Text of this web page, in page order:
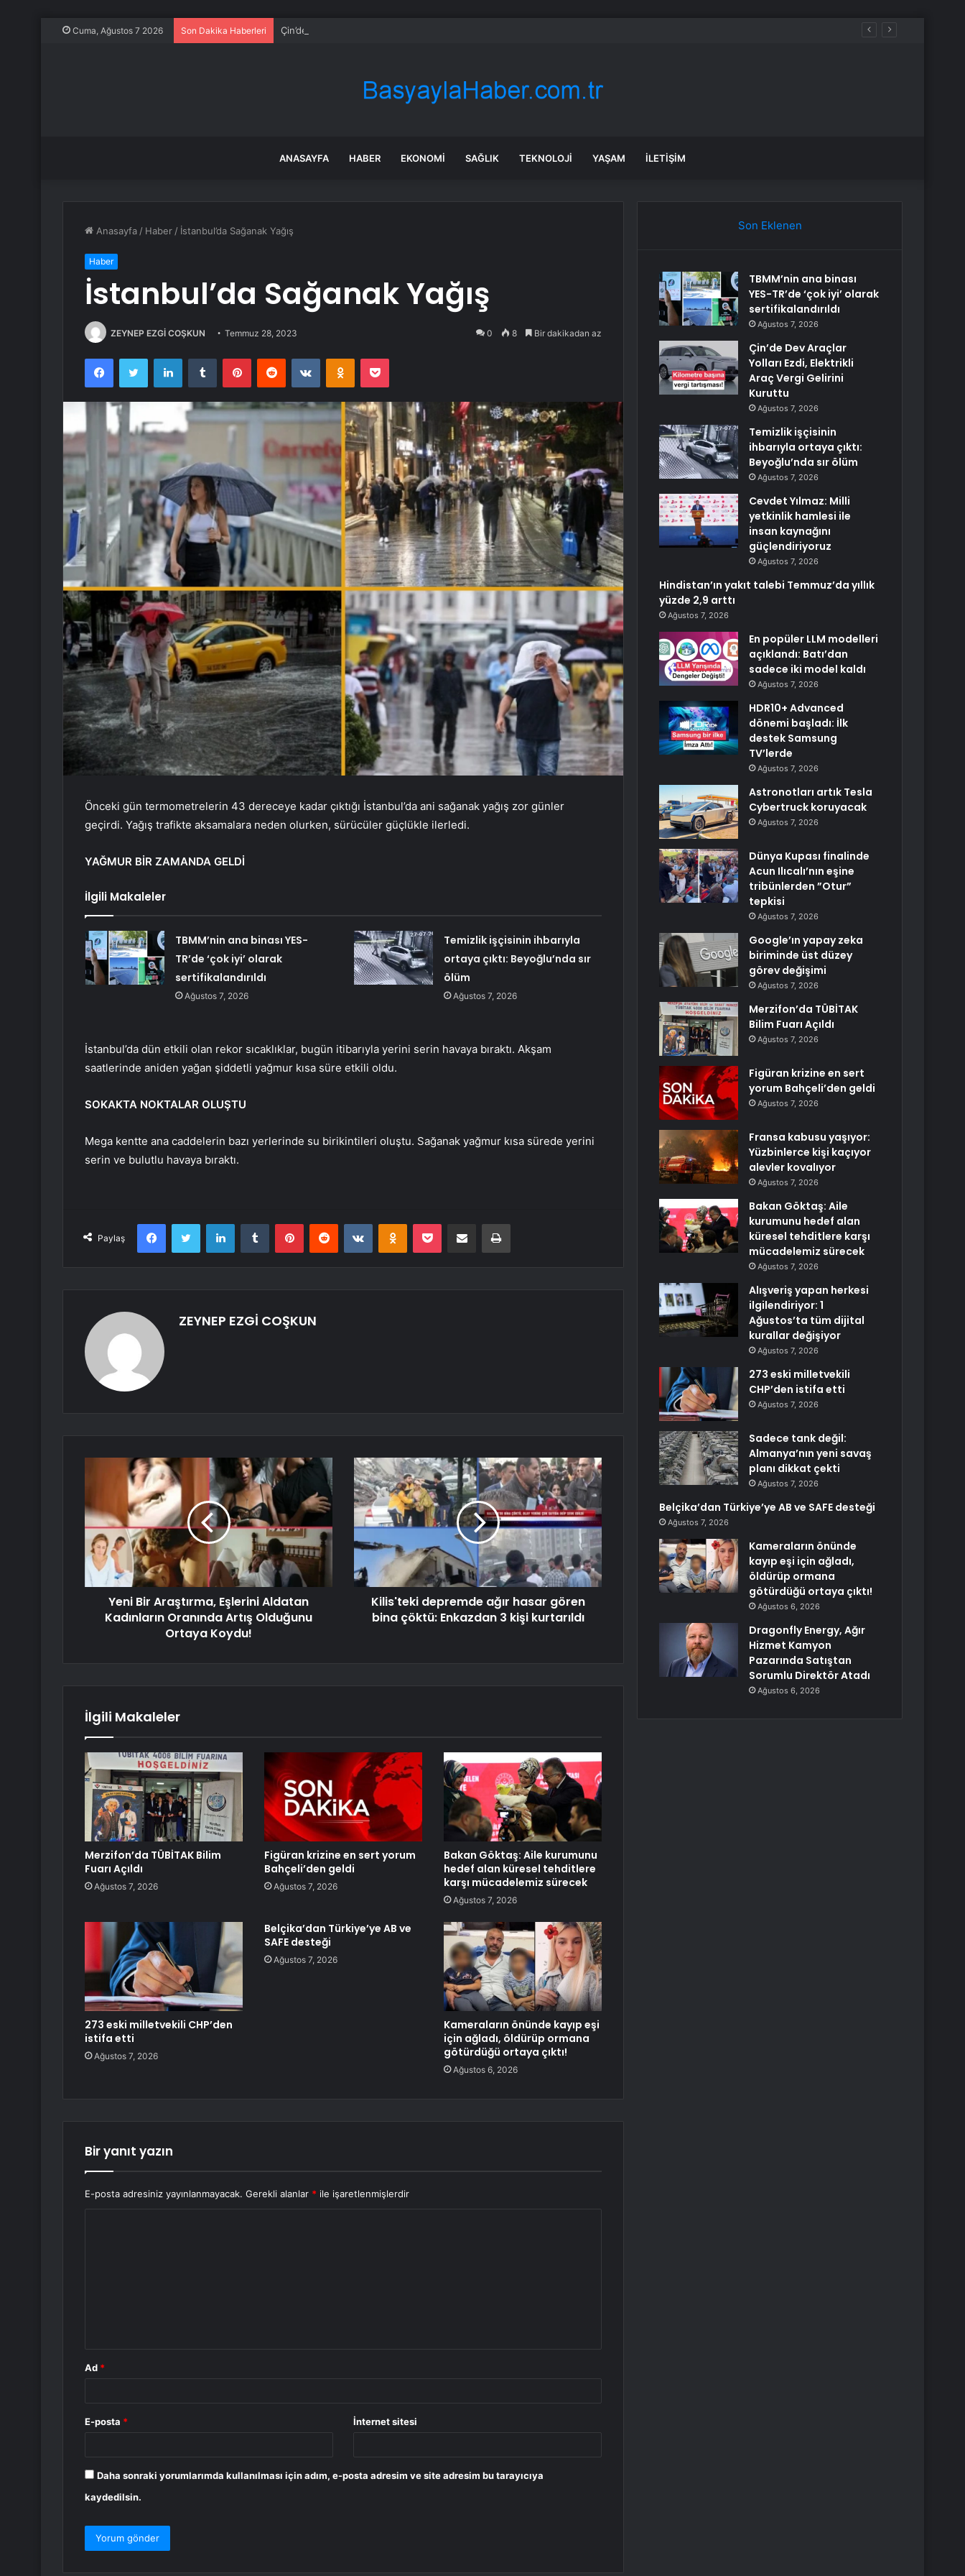
Cuma, Ağustos 7 2026 Son Dakika Haberleri Çin’de Dev Araçlar Yolları Ezdi, Elektrikli Araç Vergi Gelirini Kuruttu
ANASAYFA HABER EKONOMI SAĞLIK TEKNOLOJI YAŞAM İLETIŞIM
Anasayfa / Haber / İstanbul’da Sağanak Yağış
Haber
İstanbul’da Sağanak Yağış
ZEYNEP EZGİ COŞKUN Temmuz 28, 2023 0 8 Bir dakikadan az
FacebookTwitter LinkedInTumblr PinterestReddit VKontakteOdnoklassniki
Pocket
Önceki gün termometrelerin 43 dereceye kadar çıktığı İstanbul’da ani sağanak yağış zor günler
geçirdi. Yağış trafikte aksamalara neden olurken, sürücüler güçlükle ilerledi.
YAĞMUR BİR ZAMANDA GELDİ
İlgili Makaleler
TBMM’nin ana binası YES-
TR’de ‘çok iyi’ olarak
sertifikalandırıldı
Ağustos 7, 2026
Temizlik işçisinin ihbarıyla
ortaya çıktı: Beyoğlu’nda sır
ölüm
Ağustos 7, 2026
İstanbul’da dün etkili olan rekor sıcaklıklar, bugün itibarıyla yerini serin havaya bıraktı. Akşam
saatlerinde aniden yağan şiddetli yağmur kısa süre etkili oldu.
SOKAKTA NOKTALAR OLUŞTU
Mega kentte ana caddelerin bazı yerlerinde su birikintileri oluştu. Sağanak yağmur kısa sürede yerini
serin ve bulutlu havaya bıraktı.
Paylaş
FacebookTwitter LinkedInTumblr PinterestReddit VKontakteOdnoklassniki
Pocket E-Posta ile paylaş Yazdır
ZEYNEP EZGİ COŞKUN
Yeni Bir Araştırma, Eşlerini Aldatan
Kadınların Oranında Artış Olduğunu
Ortaya Koydu!
Kilis'teki depremde ağır hasar gören
bina çöktü: Enkazdan 3 kişi kurtarıldı
İlgili Makaleler
Merzifon’da TÜBİTAK Bilim
Fuarı Açıldı
Ağustos 7, 2026
Figüran krizine en sert yorum
Bahçeli’den geldi
Ağustos 7, 2026
Bakan Göktaş: Aile kurumunu
hedef alan küresel tehditlere
karşı mücadelemiz sürecek
Ağustos 7, 2026
273 eski milletvekili CHP’den
istifa etti
Ağustos 7, 2026
Belçika’dan Türkiye’ye AB ve
SAFE desteği
Ağustos 7, 2026
Kameraların önünde kayıp eşi
için ağladı, öldürüp ormana
götürdüğü ortaya çıktı!
Ağustos 6, 2026
Bir yanıt yazın
E-posta adresiniz yayınlanmayacak. Gerekli alanlar * ile işaretlenmişlerdir
Ad *
E-posta * İnternet sitesi
Daha sonraki yorumlarımda kullanılması için adım, e-posta adresim ve site adresim bu tarayıcıya
kaydedilsin.
Son Eklenen
TBMM’nin ana binası
YES-TR’de ‘çok iyi’ olarak
sertifikalandırıldı
Ağustos 7, 2026
Çin’de Dev Araçlar
Yolları Ezdi, Elektrikli
Araç Vergi Gelirini
Kuruttu
Ağustos 7, 2026
Temizlik işçisinin
ihbarıyla ortaya çıktı:
Beyoğlu’nda sır ölüm
Ağustos 7, 2026
Cevdet Yılmaz: Milli
yetkinlik hamlesi ile
insan kaynağını
güçlendiriyoruz
Ağustos 7, 2026
Hindistan’ın yakıt talebi Temmuz’da yıllık
yüzde 2,9 arttı
Ağustos 7, 2026
En popüler LLM modelleri
açıklandı: Batı’dan
sadece iki model kaldı
Ağustos 7, 2026
HDR10+ Advanced
dönemi başladı: İlk
destek Samsung
TV’lerde
Ağustos 7, 2026
Astronotları artık Tesla
Cybertruck koruyacak
Ağustos 7, 2026
Dünya Kupası finalinde
Acun Ilıcalı’nın eşine
tribünlerden ”Otur”
tepkisi
Ağustos 7, 2026
Google’ın yapay zeka
biriminde üst düzey
görev değişimi
Ağustos 7, 2026
Merzifon’da TÜBİTAK
Bilim Fuarı Açıldı
Ağustos 7, 2026
Figüran krizine en sert
yorum Bahçeli’den geldi
Ağustos 7, 2026
Fransa kabusu yaşıyor:
Yüzbinlerce kişi kaçıyor
alevler kovalıyor
Ağustos 7, 2026
Bakan Göktaş: Aile
kurumunu hedef alan
küresel tehditlere karşı
mücadelemiz sürecek
Ağustos 7, 2026
Alışveriş yapan herkesi
ilgilendiriyor: 1
Ağustos’ta tüm dijital
kurallar değişiyor
Ağustos 7, 2026
273 eski milletvekili
CHP’den istifa etti
Ağustos 7, 2026
Sadece tank değil:
Almanya’nın yeni savaş
planı dikkat çekti
Ağustos 7, 2026
Belçika’dan Türkiye’ye AB ve SAFE desteği
Ağustos 7, 2026
Kameraların önünde
kayıp eşi için ağladı,
öldürüp ormana
götürdüğü ortaya çıktı!
Ağustos 6, 2026
Dragonfly Energy, Ağır
Hizmet Kamyon
Pazarında Satıştan
Sorumlu Direktör Atadı
Ağustos 6, 2026